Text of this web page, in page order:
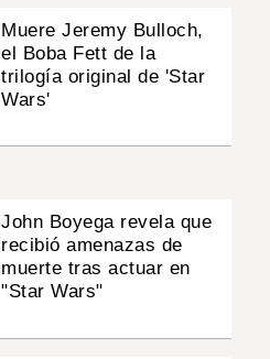
Muere Jeremy Bulloch,
el Boba Fett de la
trilogía original de 'Star
Wars'
John Boyega revela que
recibió amenazas de
muerte tras actuar en
"Star Wars"